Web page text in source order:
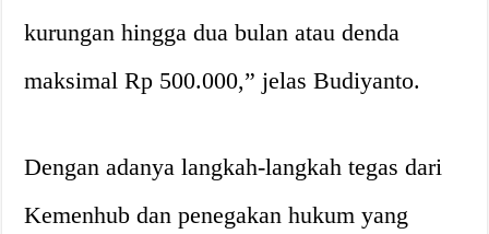
kurungan hingga dua bulan atau denda
maksimal Rp 500.000,” jelas Budiyanto.
Dengan adanya langkah-langkah tegas dari
Kemenhub dan penegakan hukum yang